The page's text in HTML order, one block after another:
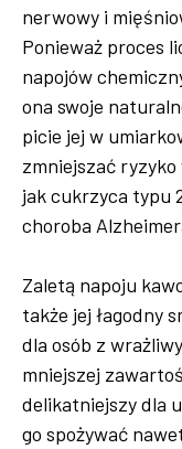
nerwowy i
Ponieważ proces
napojów
ona swoje
picie jej w
zmniejszać
jak cukrzyca typu
choroba
Zaletą napoju
także jej łagodny
dla osób z
mniejszej
delikatniejszy dla
go spożywać